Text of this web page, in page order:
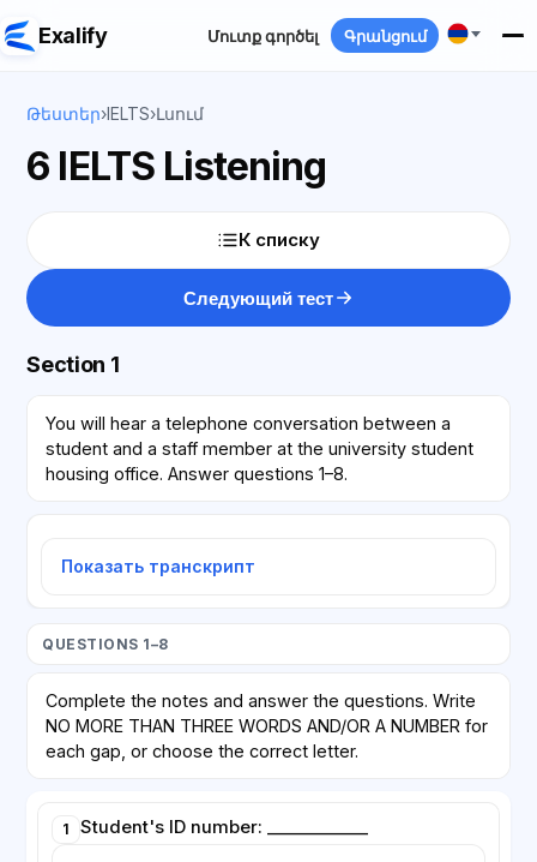
Exalify Մուտք գործել Գրանցում
Թեստեր›IELTS›Լսում
6 IELTS Listening
К списку
Следующий тест
Section 1
You will hear a telephone conversation between a
student and a staff member at the university student
housing office. Answer questions 1–8.
Показать транскрипт
QUESTIONS 1–8
Complete the notes and answer the questions. Write
NO MORE THAN THREE WORDS AND/OR A NUMBER for
each gap, or choose the correct letter.
1 Student's ID number: ____________